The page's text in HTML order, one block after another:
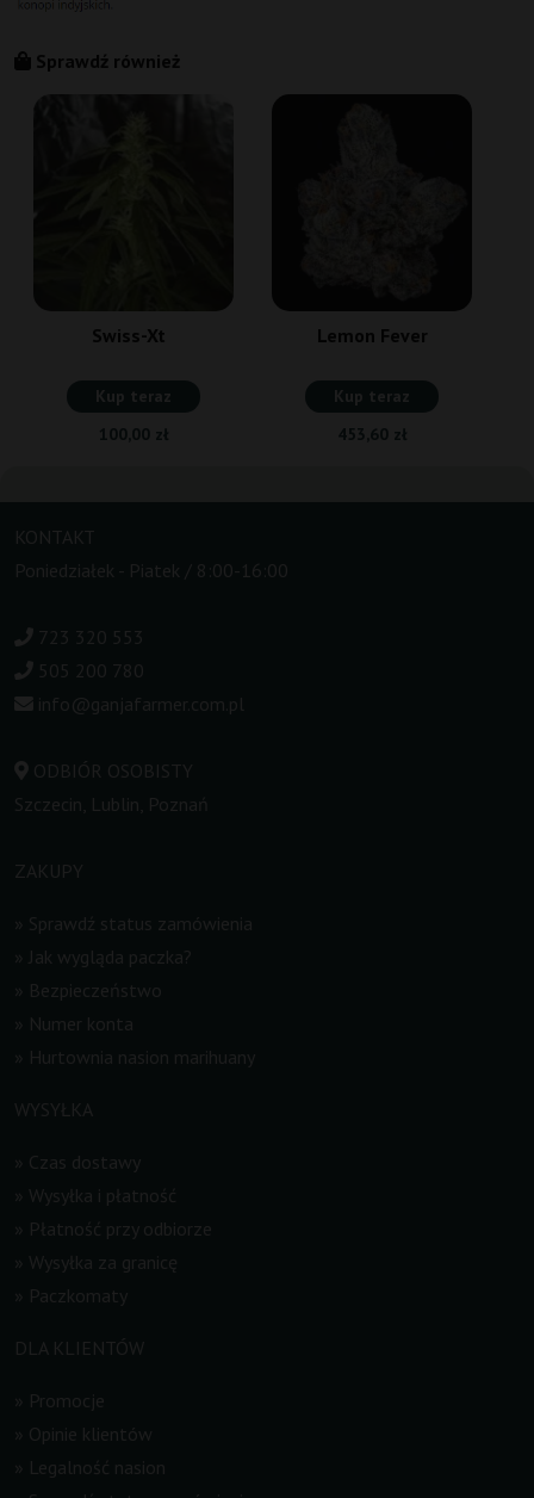
Sprawdź również
Swiss-Xt
Kup teraz
100,00 zł
Lemon Fever
Kup teraz
453,60 zł
KONTAKT
Poniedziałek - Piatek / 8:00-16:00
723 320 553
505 200 780
info@ganjafarmer.com.pl
ODBIÓR OSOBISTY
Szczecin, Lublin, Poznań
ZAKUPY
Sprawdź status zamówienia
Jak wygląda paczka?
Bezpieczeństwo
Numer konta
Hurtownia nasion marihuany
WYSYŁKA
Czas dostawy
Wysyłka i płatność
Płatność przy odbiorze
Wysyłka za granicę
Paczkomaty
DLA KLIENTÓW
Promocje
Opinie klientów
Legalność nasion